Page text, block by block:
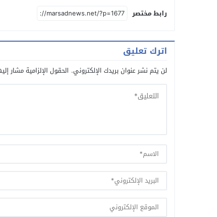
رابط مختصر
اترك تعليق
لن يتم نشر عنوان بريدك الإلكتروني. الحقول الإلزامية مشار